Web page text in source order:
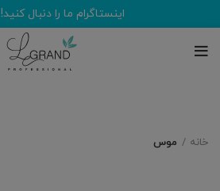
اینستاگرام ما را دنبال کنید!
خانه موس